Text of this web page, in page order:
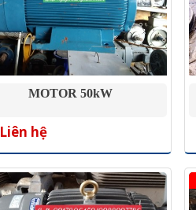
MOTOR 50kW
Liên hệ